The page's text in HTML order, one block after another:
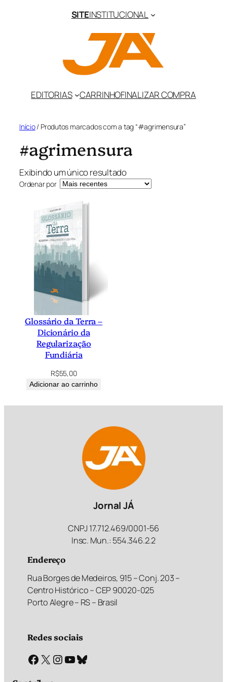
SITEINSTITUCIONAL
EDITORIAS CARRINHOFINALIZAR COMPRA
Início/ Produtos marcados com a tag “#agrimensura”
#agrimensura
Exibindo um único resultado
Ordenar por
Glossário da Terra –
Dicionário da
Regularização
Fundiária
R$55,00
Adicionar ao carrinho
Jornal JÁ
CNPJ 17.712.469/0001-56
Insc. Mun.: 554.346.2.2
Endereço
Rua Borges de Medeiros, 915 – Conj. 203 –
Centro Histórico – CEP 90020-025
Porto Alegre – RS – Brasil
Redes sociais
Facebook X Instagram Youtube Bluesky